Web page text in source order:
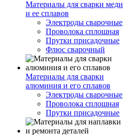
Материалы для сварки меди
и ее сплавов
Электроды сварочные
Проволока сплошная
Прутки присадочные
Флюс сварочный
Материалы для сварки
алюминия и его сплавов
Электроды сварочные
Проволока сплошная
Прутки присадочные